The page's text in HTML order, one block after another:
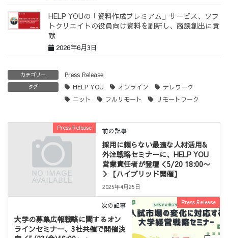
HELP YOUの「資料作成プレミアム」サービス、ソフ
トクリエイトの役員向け資料を刷新し、商談創出に貢
献
2026年6月3日
カテゴリー Press Release
タグ HELP YOU オンライン
テレワーク
ニット
フルリモート リモートワーク
Press Release 前の記事
採用に頼らない最適な人材活用&
外注戦略セミナーに、HELP YOU
営業責任者が登壇＜5/20 18:00〜
＞【ハイブリッド開催】
2025年4月25日
Press Release
次の記事
大学の募集広報戦略に関するオン
ラインセミナー、3社共催で開催決